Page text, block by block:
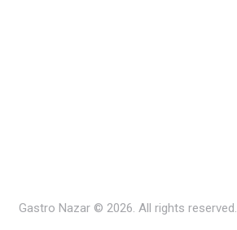
Gastro Nazar © 2026. All rights reserved.